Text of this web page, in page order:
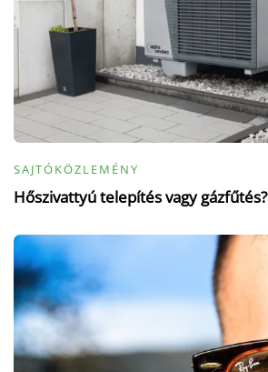
SAJTÓKÖZLEMÉNY
Hőszivattyú telepítés vagy gázfűtés?